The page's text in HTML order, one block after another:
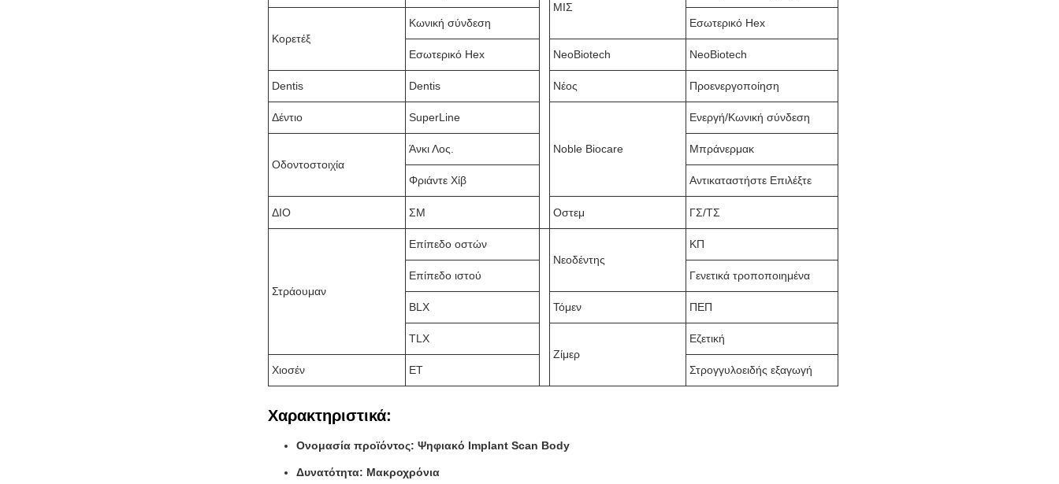
ΜΙΣ
Κορετέξ
Κωνική σύνδεση Εσωτερικό Hex
Εσωτερικό Hex NeoBiotech NeoBiotech
Dentis Dentis Νέος Προενεργοποίηση
Δέντιο SuperLine
Noble Biocare
Ενεργή/Κωνική σύνδεση
Οδοντοστοιχία
Άνκι Λος. Μπράνερμακ
Φριάντε Χίβ Αντικαταστήστε Επιλέξτε
ΔΙΟ ΣΜ Οστεμ ΓΣ/ΤΣ
Στράουμαν
Επίπεδο οστών
Νεοδέντης
ΚΠ
Επίπεδο ιστού Γενετικά τροποποιημένα
BLX Τόμεν ΠΕΠ
TLX
Ζίμερ
Εζετική
Χιοσέν ΕΤ Στρογγυλοειδής εξαγωγή
Χαρακτηριστικά:
Ονομασία προϊόντος: Ψηφιακό Implant Scan Body
Δυνατότητα: Μακροχρόνια